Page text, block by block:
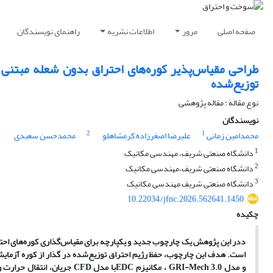
صفحه اصلی مرور اطلاعات نشریه راهنمای نویسندگان
طراحی مقیاس‌پذیر کوره‌های احتراق بدون شعله
توزیع‌شده
نوع مقاله : مقاله پژوهشی
نویسندگان
محمدامین زمانی1 علیرضا اصغرزاده کرمشاهلو 2 محمدحسن سعیدی
1 دانشگاه صنعتی شریف، مهندسی مکانیک
2دانشگاه صنعتی شریف،مهندسی مکانیک
3دانشگاه صنعتی شریف مهندسی مکانیک
10.22034/jfnc.2026.562641.1450
چکیده
ددر این پژوهش یک چارچوب جدید و یکپارچه برای مقیاس‌گذاری کوره‌های
جریان، انتقالCFDبا مدلEDC، مکانیزمGRI-Mech 3.0و مدل